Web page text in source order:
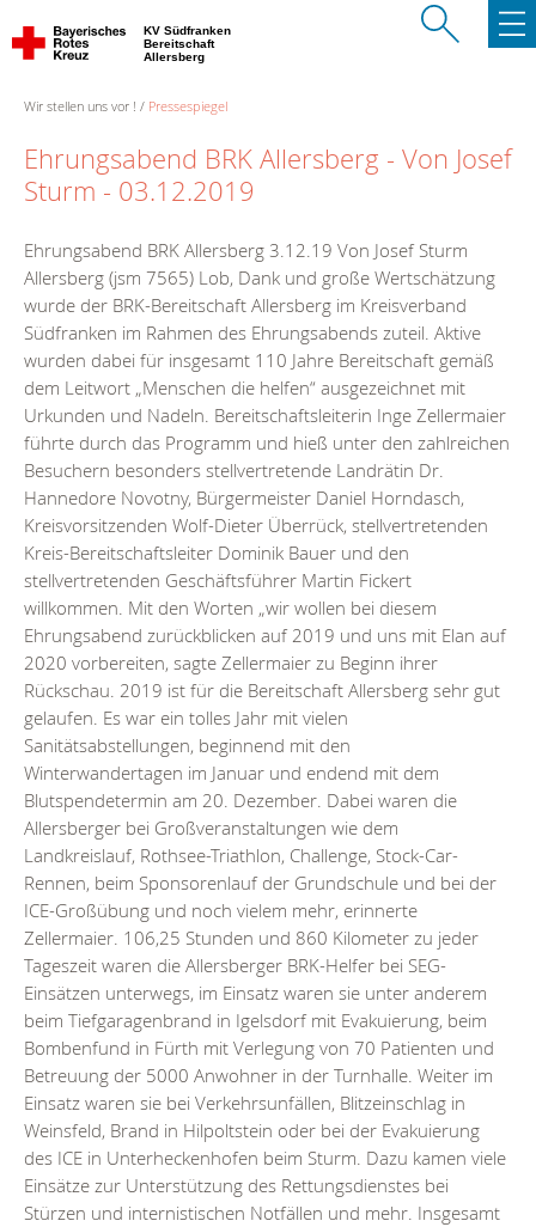
KV Südfranken
Bereitschaft
Allersberg
Wir stellen uns vor ! Pressespiegel
Ehrungsabend BRK Allersberg - Von Josef
Sturm - 03.12.2019
Ehrungsabend BRK Allersberg 3.12.19 Von Josef Sturm
Allersberg (jsm 7565) Lob, Dank und große Wertschätzung
wurde der BRK-Bereitschaft Allersberg im Kreisverband
Südfranken im Rahmen des Ehrungsabends zuteil. Aktive
wurden dabei für insgesamt 110 Jahre Bereitschaft gemäß
dem Leitwort „Menschen die helfen“ ausgezeichnet mit
Urkunden und Nadeln. Bereitschaftsleiterin Inge Zellermaier
führte durch das Programm und hieß unter den zahlreichen
Besuchern besonders stellvertretende Landrätin Dr.
Hannedore Novotny, Bürgermeister Daniel Horndasch,
Kreisvorsitzenden Wolf-Dieter Überrück, stellvertretenden
Kreis-Bereitschaftsleiter Dominik Bauer und den
stellvertretenden Geschäftsführer Martin Fickert
willkommen. Mit den Worten „wir wollen bei diesem
Ehrungsabend zurückblicken auf 2019 und uns mit Elan auf
2020 vorbereiten, sagte Zellermaier zu Beginn ihrer
Rückschau. 2019 ist für die Bereitschaft Allersberg sehr gut
gelaufen. Es war ein tolles Jahr mit vielen
Sanitätsabstellungen, beginnend mit den
Winterwandertagen im Januar und endend mit dem
Blutspendetermin am 20. Dezember. Dabei waren die
Allersberger bei Großveranstaltungen wie dem
Landkreislauf, Rothsee-Triathlon, Challenge, Stock-Car-
Rennen, beim Sponsorenlauf der Grundschule und bei der
ICE-Großübung und noch vielem mehr, erinnerte
Zellermaier. 106,25 Stunden und 860 Kilometer zu jeder
Tageszeit waren die Allersberger BRK-Helfer bei SEG-
Einsätzen unterwegs, im Einsatz waren sie unter anderem
beim Tiefgaragenbrand in Igelsdorf mit Evakuierung, beim
Bombenfund in Fürth mit Verlegung von 70 Patienten und
Betreuung der 5000 Anwohner in der Turnhalle. Weiter im
Einsatz waren sie bei Verkehrsunfällen, Blitzeinschlag in
Weinsfeld, Brand in Hilpoltstein oder bei der Evakuierung
des ICE in Unterheckenhofen beim Sturm. Dazu kamen viele
Einsätze zur Unterstützung des Rettungsdienstes bei
Stürzen und internistischen Notfällen und mehr. Insgesamt